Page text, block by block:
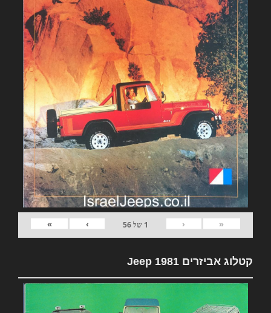
«
‹
1 של56
›
»
קטלוג אביזרים 1981 Jeep